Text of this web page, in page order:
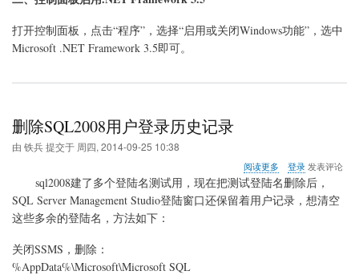
打开控制面板，点击“程序”，选择“启用或关闭Windows功能”，选中
Microsoft .NET Framework 3.5即可。
删除SQL2008用户登录历史记录
由 铁兵提交于 周四, 2014-09-25 10:38
阅读更多
于
删
除
登录发表评论
sql2008建了多个登陆名测试用，现在把测试登陆名删除后，
SQL Server Management Studio登陆窗口还保留着用户记录，想清空
这些多余的登陆名，方法如下：
关闭SSMS，删除：
%AppData%\Microsoft\Microsoft SQL